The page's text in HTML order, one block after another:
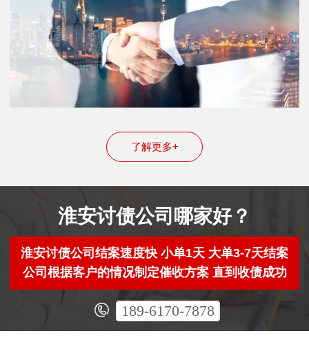
了解更多+
淮安讨债公司哪家好？
淮安讨债公司结案速度快 小单1天 大单3-7天结案
公司根据客户的情况制定催收方案 直到收债成功
189-6170-7878